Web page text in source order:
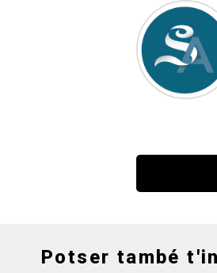
Potser també